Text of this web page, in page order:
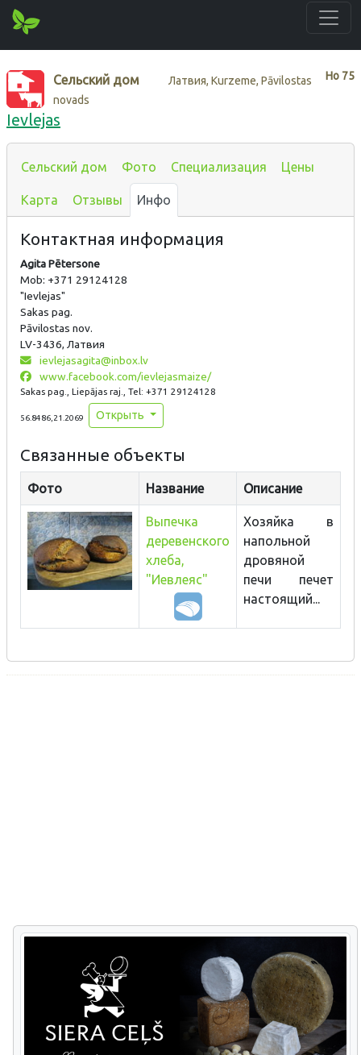
Нo 75
Сельский дом
Латвия, Kurzeme, Pāvilostas
novads
Ievlejas
Сельский дом Фото Специализация Цены
Карта Отзывы Инфо
Контактная информация
Agita Pētersone
Mob: +371 29124128
"Ievlejas"
Sakas pag.
Pāvilostas nov.
LV-3436, Латвия
ievlejasagita@inbox.lv
www.facebook.com/ievlejasmaize/
Sakas pag., Liepājas raj., Tel: +371 29124128
56.8486,21.2069 Открыть
Связанные объекты
Фото Название Описание
Выпечка
деревенского
хлеба,
"Иевлеяс"
Хозяйка в
напольной
дровяной
печи печет
настоящий...